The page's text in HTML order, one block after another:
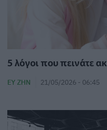
5 λόγοι που πεινάτε
ΕΥ ΖΗΝ 21/05/2026 - 06:45